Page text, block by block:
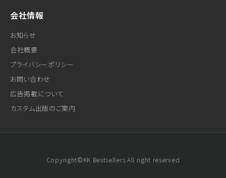
会社情報
お知らせ
会社概要
プライバシーポリシー
お問い合わせ
広告掲載について
カスタム出版のご案内
Copyright©KK Bestsellers All right reserved